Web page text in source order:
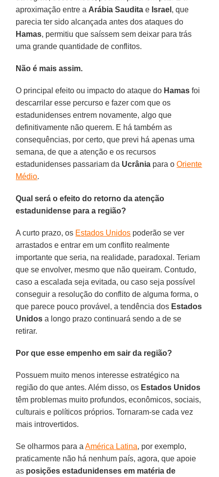
aproximação entre a Arábia Saudita e Israel , que
parecia ter sido alcançada antes dos ataques do
Hamas, permitiu que saíssem sem deixar para trás
uma grande quantidade de conflitos.
Não é mais assim.
O principal efeito ou impacto do ataque do Hamas foi
descarrilar esse percurso e fazer com que os
estadunidenses entrem novamente, algo que
definitivamente não querem. E há também as
consequências, por certo, que previ há apenas uma
semana, de que a atenção e os recursos
estadunidenses passariam da Ucrânia para oOriente
Médio.
Qual será o efeito do retorno da atenção
estadunidense para a região?
A curto prazo, os Estados Unidos poderão se ver
arrastados e entrar em um conflito realmente
importante que seria, na realidade, paradoxal. Teriam
que se envolver, mesmo que não queiram. Contudo,
caso a escalada seja evitada, ou caso seja possível
conseguir a resolução do conflito de alguma forma, o
que parece pouco provável, a tendência dos Estados
Unidos a longo prazo continuará sendo a de se
retirar.
Por que esse empenho em sair da região?
Possuem muito menos interesse estratégico na
região do que antes. Além disso, os Estados Unidos
têm problemas muito profundos, econômicos, sociais,
culturais e políticos próprios. Tornaram-se cada vez
mais introvertidos.
Se olharmos para aAmérica Latina, por exemplo,
praticamente não há nenhum país, agora, que apoie
as posições estadunidenses em matéria de